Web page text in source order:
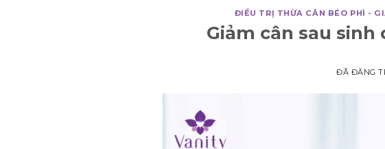
ĐIỀU TRỊ THỪA CÂN BÉO PHÌ -
Giảm cân sau
ĐÃ ĐĂNG